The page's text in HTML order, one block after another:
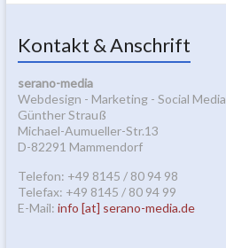
Kontakt & Anschrift
serano-media
Webdesign - Marketing - Social Media
Günther Strauß
Michael-Aumueller-Str.13
D-82291 Mammendorf
Telefon: +49 8145 / 80 94 98
Telefax: +49 8145 / 80 94 99
E-Mail: info [at] serano-media.de